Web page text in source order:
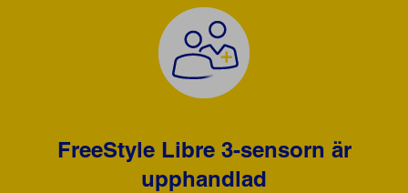
FreeStyle Libre 3-sensorn är
upphandlad